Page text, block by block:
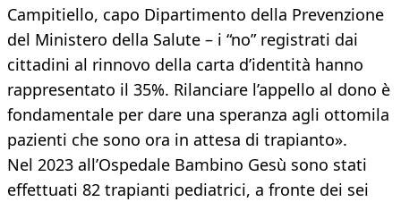
Campitiello, capo Dipartimento della Prevenzione
del Ministero della Salute – i “no” registrati dai
cittadini al rinnovo della carta d’identità hanno
rappresentato il 35%. Rilanciare l’appello al dono è
fondamentale per dare una speranza agli ottomila
pazienti che sono ora in attesa di trapianto».
Nel 2023 all’Ospedale Bambino Gesù sono stati
effettuati 82 trapianti pediatrici, a fronte dei sei